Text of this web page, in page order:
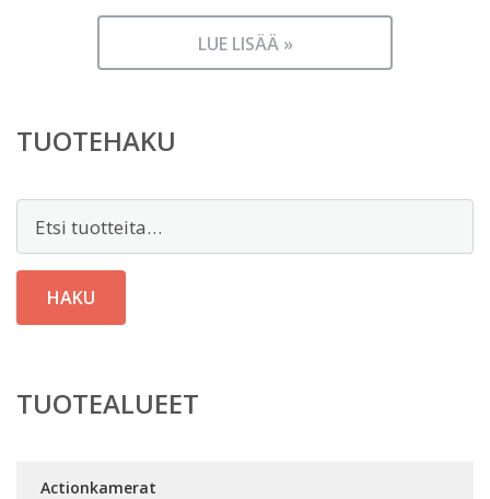
LUE LISÄÄ »
TUOTEHAKU
Etsi:
HAKU
TUOTEALUEET
Actionkamerat